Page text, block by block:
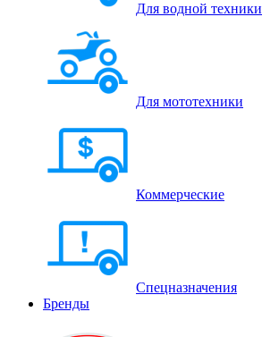
Для водной техники
Для мототехники
Коммерческие
Спецназначения
Бренды